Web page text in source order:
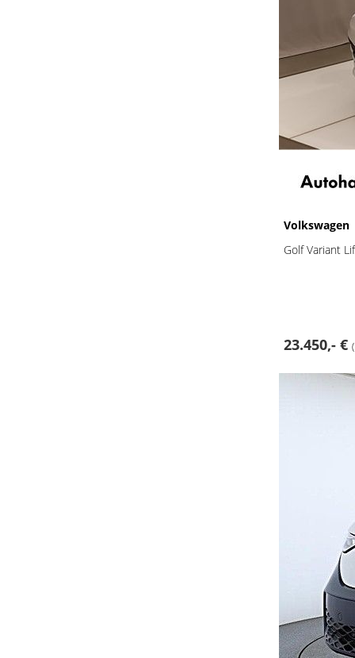
Volkswagen
Golf Variant
23.450,- €